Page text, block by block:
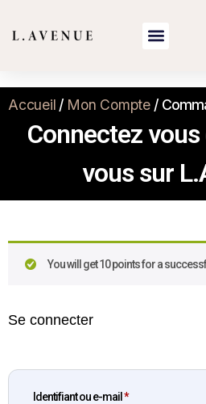
Accueil / Mon Compte/
Connectez
vous sur
You will get 10 points for a
Se connecter
Identifiant ou e-mail *